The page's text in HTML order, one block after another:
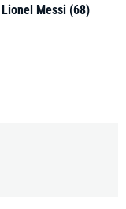
Messi (68)